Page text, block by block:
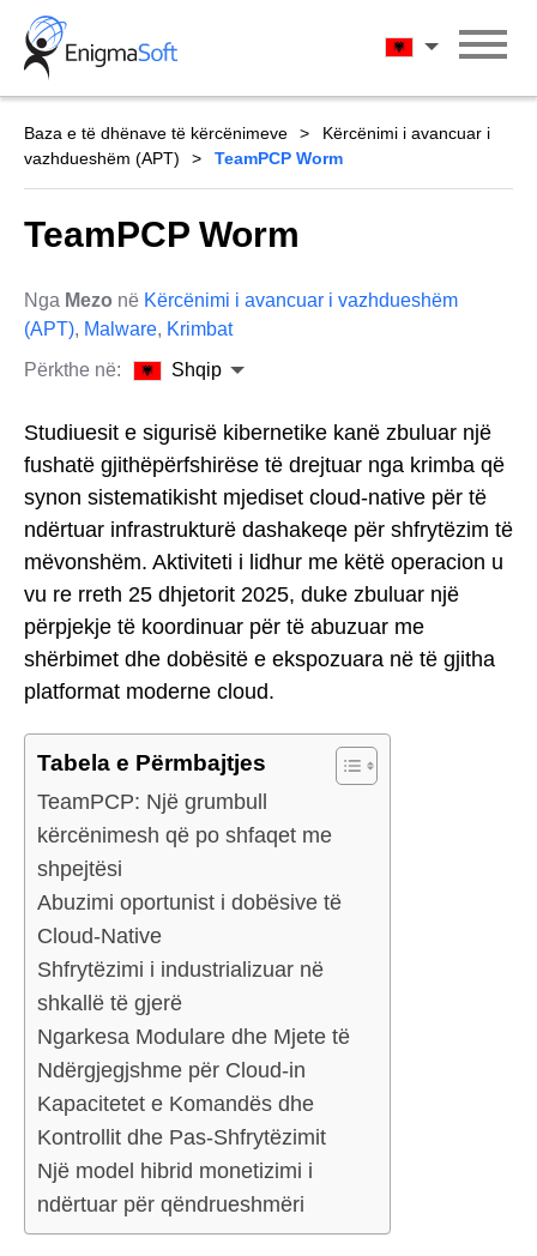
Skip
content
Shqip
Baza e të dhënave të kërcënimeve
Kërcënimi i avancuar i
vazhdueshëm (APT)
TeamPCP Worm
TeamPCP Worm
Nga Mezo në Kërcënimi i avancuar i vazhdueshëm
(APT), Malware, Krimbat
Përkthe në:
Shqip
Studiuesit e sigurisë kibernetike kanë zbuluar një
fushatë gjithëpërfshirëse të drejtuar nga krimba që
synon sistematikisht mjediset cloud-native për të
ndërtuar infrastrukturë dashakeqe për shfrytëzim të
mëvonshëm. Aktiviteti i lidhur me këtë operacion u
vu re rreth 25 dhjetorit 2025, duke zbuluar një
përpjekje të koordinuar për të abuzuar me
shërbimet dhe dobësitë e ekspozuara në të gjitha
platformat moderne cloud.
Tabela e Përmbajtjes
TeamPCP: Një grumbull
kërcënimesh që po shfaqet me
shpejtësi
Abuzimi oportunist i dobësive të
Cloud-Native
Shfrytëzimi i industrializuar në
shkallë të gjerë
Ngarkesa Modulare dhe Mjete të
Ndërgjegjshme për Cloud-in
Kapacitetet e Komandës dhe
Kontrollit dhe Pas-Shfrytëzimit
Një model hibrid monetizimi i
ndërtuar për qëndrueshmëri